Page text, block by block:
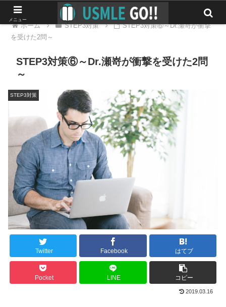
ホーム STEP3対策
STEP3対策⑥～Dr.瀬嵜が衝撃
を受けた2問～
STEP3対策⑥～Dr.瀬嵜が衝撃を受けた2問
～
STEP3対策
Twitter Facebook はてブ
Pocket LINE コピー
2019.03.16
メニュー